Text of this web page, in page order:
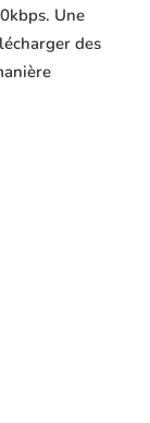
Une
des